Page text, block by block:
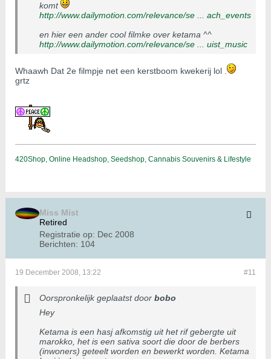
komt
http://www.dailymotion.com/relevance/se ... ach_events
en hier een ander cool filmke over ketama ^^
http://www.dailymotion.com/relevance/se ... uist_music
Whaawh Dat 2e filmpje net een kerstboom kwekerij lol .
grtz
420Shop, Online Headshop, Seedshop, Cannabis Souvenirs & Lifestyle
Miss Mist
Retired
Registratie op: Dec 2008
Berichten: 104
#11
19 December 2008, 13:22
Oorspronkelijk geplaatst door bobo
Hey
Ketama is een hasj afkomstig uit het rif gebergte uit
marokko, het is een sativa soort die door de berbers
(inwoners) geteelt worden en bewerkt worden. Ketama